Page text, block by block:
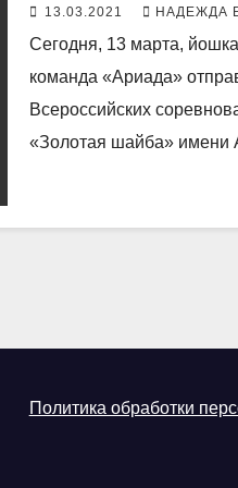
13.03.2021 НАДЕЖДА
Сегодня, 13 марта,
команда «Ариада»
Всероссийских
«Золотая шайба» имени
Политика обработки